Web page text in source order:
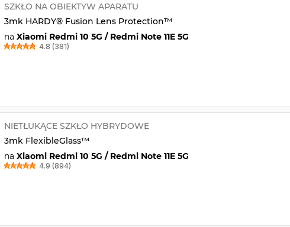
SZKŁO NA OBIEKTYW APARATU
3mk HARDY® Fusion Lens Protection™
na Xiaomi Redmi 10 5G / Redmi Note 11E 5G
4.8 (381)
NIETŁUKĄCE SZKŁO HYBRYDOWE
3mk FlexibleGlass™
na Xiaomi Redmi 10 5G / Redmi Note 11E 5G
4.9 (894)